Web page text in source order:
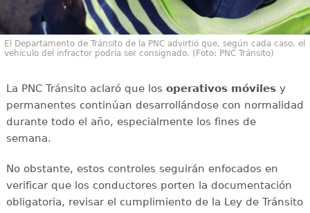
El Departamento de Tránsito de la PNC advirtió que, según cada caso, el
vehículo del infractor podría ser consignado. (Foto: PNC Tránsito)
La PNC Tránsito aclaró que los operativos móvilesy
permanentes continúan desarrollándose con normalidad
durante todo el año, especialmente los fines de
semana.
No obstante, estos controles seguirán enfocados en
verificar que los conductores porten la documentación
obligatoria, revisar el cumplimiento de la Ley de Tránsito